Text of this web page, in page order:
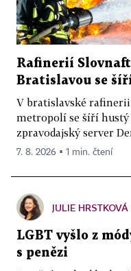
Rafinerií
Bratislavou se
V bratislavské
metropolí se šíří hustý
zpravodajský server
7. 8. 2026 ▪ 1 min. čtení
JULIE HRSTKOVÁ
LGBT vyšlo z
s penězi